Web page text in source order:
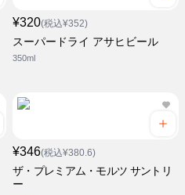
¥320(税込¥352)
スーパードライ アサヒビール
350ml
¥346(税込¥380.6)
ザ・プレミアム・モルツ サントリ
ー